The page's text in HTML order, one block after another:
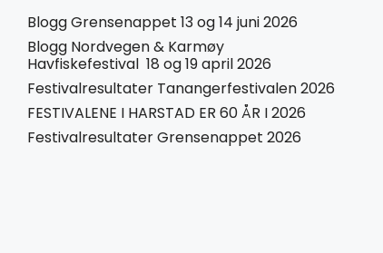
Blogg Grensenappet 13 og 14 juni 2026
Blogg Nordvegen & Karmøy
Havfiskefestival 18 og 19 april 2026
Festivalresultater Tanangerfestivalen 2026
FESTIVALENE I HARSTAD ER 60 ÅR I 2026
Festivalresultater Grensenappet 2026